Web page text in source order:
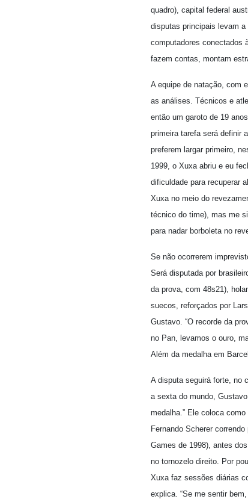
quadro), capital federal
disputas principais levam
computadores conectados
fazem contas, montam
A equipe de natação, com
as análises. Técnicos e
então um garoto de 19
primeira tarefa será definir
preferem largar primeiro,
1999, o Xuxa abriu e eu
dificuldade para recuperar
Xuxa no meio do
técnico do time), mas me
para nadar borboleta no
Se não ocorrerem
Será disputada por
da prova, com 48s21),
suecos, reforçados por
Gustavo. “O recorde da
no Pan, levamos o ouro,
Além da medalha em
A disputa seguirá forte, no
a sexta do mundo,
medalha.” Ele coloca
Fernando Scherer
Games de 1998), antes
no tornozelo direito. Por
Xuxa faz sessões diárias
explica. “Se me sentir